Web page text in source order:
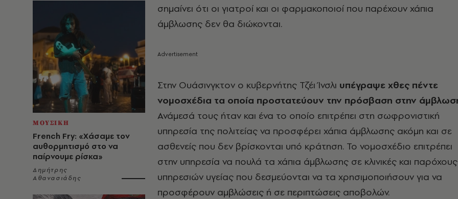
ΜΟΥΣΙΚΗ
French Fry: «Χάσαμε τον
αυθορμητισμό στο να
παίρνουμε ρίσκα»
Δημήτρης
Αθανασιάδης
σημαίνει ότι οι γιατροί και οι φαρμακοποιοί που παρέχουν χάπια
άμβλωσης δεν θα διώκονται.
Στην Ουάσινγκτον ο κυβερνήτης Τζέι Ίνσλι υπέγραψε χθες πέντε
νομοσχέδια τα οποία προστατεύουν την πρόσβαση στην
Ανάμεσά τους ήταν και ένα το οποίο επιτρέπει στη σωφρονιστική
υπηρεσία της πολιτείας να προσφέρει χάπια άμβλωσης ακόμη και σε
ασθενείς που δεν βρίσκονται υπό κράτηση. Το νομοσχέδιο επιτρέπει
στην υπηρεσία να πουλά τα χάπια άμβλωσης σε κλινικές και παρόχους
υπηρεσιών υγείας που δεσμεύονται να τα χρησιμοποιήσουν για να
προσφέρουν αμβλώσεις ή σε περιπτώσεις αποβολών.